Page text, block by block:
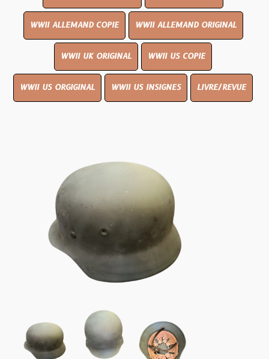
WWII ALLEMAND COPIE WWII ALLEMAND ORIGINAL
WWII UK ORIGINAL WWII US COPIE
WWII US ORGIGINAL WWII US INSIGNES LIVRE/REVUE